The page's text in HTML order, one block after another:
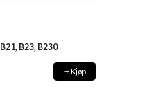
B23, B230
Kjøp